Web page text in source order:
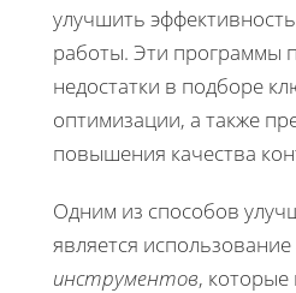
улучшить
работы. Эти программы
недостатки в подборе
оптимизации, а также
повышения качества
Одним из способов
является использование
инструментов,